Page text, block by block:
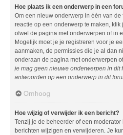
Hoe plaats ik een onderwerp in een
Om een nieuw onderwerp in één van de
reactie op een onderwerp te maken,
ofwel de pagina met onderwerpen of in
Mogelijk moet je je registreren voor je
aanmaken, de permissies die je al dan
onderaan de pagina met onderwerpen
je mag geen nieuwe onderwerpen in dit
antwoorden op een onderwerp in dit
Omhoog
Hoe wijzig of verwijder ik een bericht?
Tenzij je de beheerder of een
berichten wijzigen en verwijderen. Je